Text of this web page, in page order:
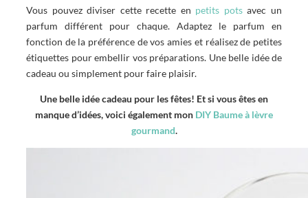
Vous pouvez diviser cette recette en petits potsavec un
parfum différent pour chaque. Adaptez le parfum en
fonction de la préférence de vos amies et réalisez de petites
étiquettes pour embellir vos préparations. Une belle idée de
cadeau ou simplement pour faire plaisir.
Une belle idée cadeau pour les fêtes! Et si vous êtes en
manque d’idées, voici également mon DIY Baume à lèvre
gourmand.